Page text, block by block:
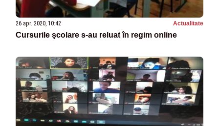
26 apr. 2020, 10:42 Actualitate
Cursurile şcolare s-au reluat în regim online